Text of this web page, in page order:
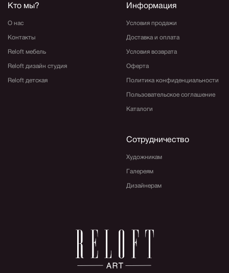
Кто мы?
О нас
Контакты
Reloft мебель
Reloft дизайн студия
Reloft детская
Информация
Условия продажи
Доставка и оплата
Условия возврата
Оферта
Политика конфиденциальности
Пользовательское соглашение
Каталоги
Сотрудничество
Художникам
Галереям
Дизайнерам